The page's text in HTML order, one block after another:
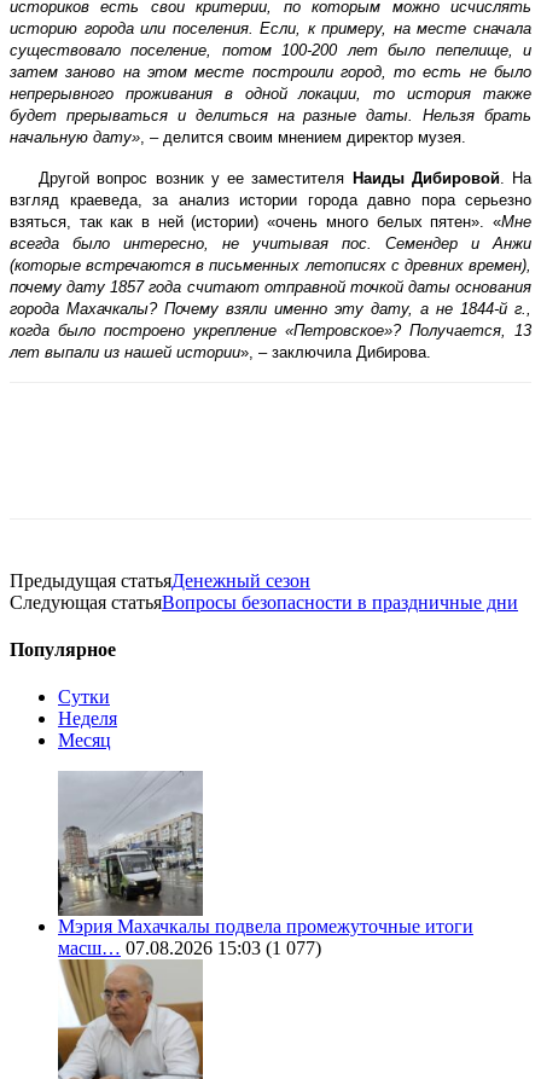
историков есть свои критерии, по которым можно исчислять
историю города или поселения. Если, к примеру, на месте сначала
существовало поселение, потом 100-200 лет было пепелище, и
затем заново на этом месте построили город, то есть не было
непрерывного проживания в одной локации, то история также
будет прерываться и делиться на разные даты. Нельзя брать
начальную дату» , – делится своим мнением директор музея.
Другой вопрос возник у ее заместителя Наиды Дибировой. На
взгляд краеведа, за анализ истории города давно пора серьезно
взяться, так как в ней (истории) «очень много белых пятен». «Мне
всегда было интересно, не учитывая пос. Семендер и Анжи
(которые встречаются в письменных летописях с древних времен),
почему дату 1857 года считают отправной точкой даты основания
города Махачкалы? Почему взяли именно эту дату, а не 1844-й г.,
когда было построено укрепление «Петровское»? Получается, 13
лет выпали из нашей истории», – заключила Дибирова.
Предыдущая статьяДенежный сезон
Следующая статьяВопросы безопасности в праздничные дни
Популярное
Сутки
Неделя
Месяц
Мэрия Махачкалы подвела промежуточные итоги
масш… 07.08.2026 15:03 (1 077)